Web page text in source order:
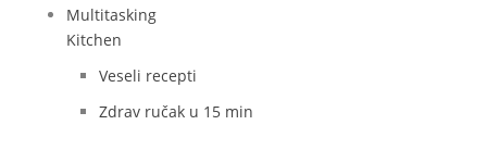
Multitasking
Kitchen
Veseli recepti
Zdrav ručak u 15 min